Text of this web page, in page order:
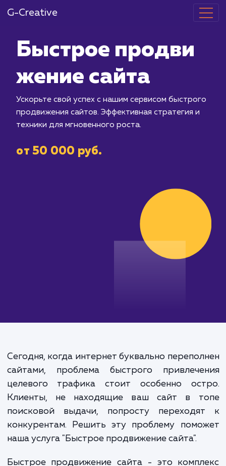
G-Creative
Быстрое
жение сайта
продвижения сайтов. Эффективная
от 50 000 руб.
Сегодня, когда интернет буквально
сайтами, проблема быстрого
целевого трафика стоит особенно
Клиенты, не находящие ваш сайт в
поисковой выдачи, попросту